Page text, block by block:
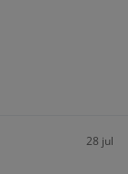
28 jul